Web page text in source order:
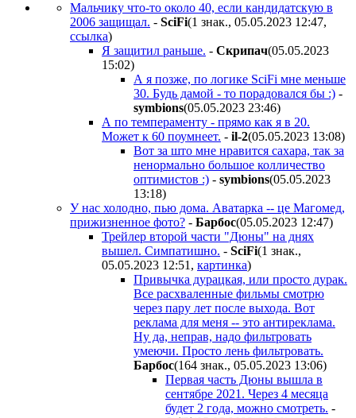
Мальчику что-то около 40, если кандидатскую в
2006 защищал. - SciFi(1 знак., 05.05.2023 12:47,
ссылка)
Я защитил раньше. - Cкpипaч(05.05.2023
15:02)
А я позже, по логике SciFi мне меньше
30. Будь дамой - то порадовался бы :) -
symbions(05.05.2023 23:46)
А по темпераменту - прямо как я в 20.
Может к 60 поумнеет. - il-2(05.05.2023 13:08)
Вот за што мне нравится сахара, так за
ненормально большое колличество
оптимистов :) - symbions(05.05.2023
13:18)
У нас холодно, пью дома. Аватарка -- це Магомед,
прижизненное фото? - Бapбoc(05.05.2023 12:47)
Трейлер второй части "Дюны" на днях
вышел. Симпатишно. - SciFi(1 знак.,
05.05.2023 12:51 , картинка)
Привычка дурацкая, или просто дурак.
Все расхваленные фильмы смотрю
через пару лет после выхода. Вот
реклама для меня -- это антиреклама.
Ну да, неправ, надо фильтровать
умеючи. Просто лень фильтровать.
Бapбoc(164 знак., 05.05.2023 13:06)
Первая часть Дюны вышла в
сентябре 2021. Через 4 месяца
будет 2 года, можно смотреть. -